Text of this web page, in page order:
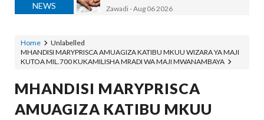
NEWS
Zawadi -Aug 06 2026
Umaskini Na Madeni Yalitishia
Nilitafuta Mtoto Kwa Zaidi Ya Miaka
Zawadi -Aug 06 2026
NAIBU WAZIRI CHANDE ARIDHISHWA
Home
Unlabelled
MHANDISI MARYPRISCA AMUAGIZA KATIBU MKUU WIZARA YA MAJI
KUTOA MIL.700 KUKAMILISHA MRADI WA MAJI MWANAMBAYA
MHANDISI MARYPRISCA
AMUAGIZA KATIBU MKUU